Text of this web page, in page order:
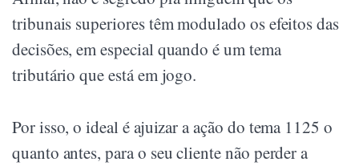
tribunais superiores têm modulado os efeitos das
decisões, em especial quando é um tema
tributário que está em jogo.
Por isso, o ideal é ajuizar a ação do tema 1125 o
quanto antes, para o seu cliente não perder a